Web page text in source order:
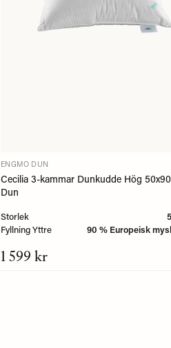
ENGMO DUN
Cecilia 3-kammar Dunkudde Hög
Dun
Storlek
Fyllning Yttre
90 % Europeisk
1 599 kr